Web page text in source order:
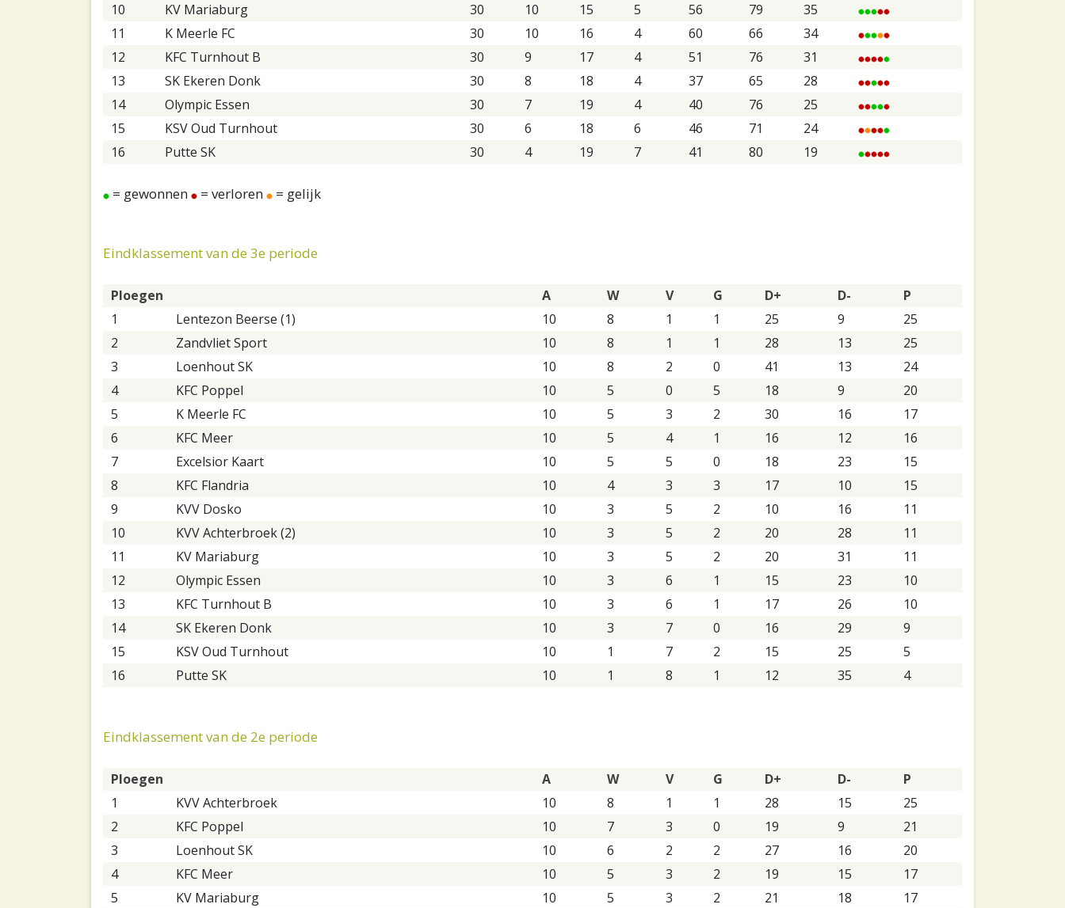
10
KV Mariaburg 30 10 15 5 56 79
35
11
K Meerle FC 30 10 16 4 60 66
34
12
KFC Turnhout B 30 9 17 4 51 76
31
13
SK Ekeren Donk 30 8 18 4 37 65
28
14
Olympic Essen 30 7 19 4 40 76
25
15
KSV Oud Turnhout 30 6 18 6 46 71
24
16
Putte SK 30 4 19 7 41 80 19
= gewonnen = verloren = gelijk
Eindklassement van de 3e periode
Ploegen A W V G D+ D-
P
1
Lentezon Beerse (1) 10 8 1 1 25 9
25
2
Zandvliet Sport 10 8 1 1 28 13
25
3
Loenhout SK 10 8 2 0 41 13
24
4
KFC Poppel 10 5 0 5 18 9
20
5
K Meerle FC 10 5 3 2 30 16
17
6
KFC Meer 10 5 4 1 16 12
16
7
Excelsior Kaart 10 5 5 0 18 23
15
8
KFC Flandria 10 4 3 3 17 10
15
9
KVV Dosko 10 3 5 2 10 16
11
10
KVV Achterbroek (2) 10 3 5 2 20 28
11
11
KV Mariaburg 10 3 5 2 20 31
11
12
Olympic Essen 10 3 6 1 15 23
10
13
KFC Turnhout B 10 3 6 1 17 26
10
14
SK Ekeren Donk 10 3 7 0 16 29
9
15
KSV Oud Turnhout 10 1 7 2 15 25
5
16
Putte SK 10 1 8 1 12 35 4
Eindklassement van de 2e periode
Ploegen A W V G D+ D-
P
1
KVV Achterbroek 10 8 1 1 28 15
25
2
KFC Poppel 10 7 3 0 19 9
21
3
Loenhout SK 10 6 2 2 27 16
20
4
KFC Meer 10 5 3 2 19 15
17
5
KV Mariaburg 10 5 3 2 21 18
17